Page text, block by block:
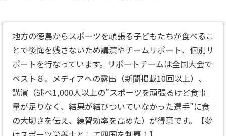
地方の徳島からスポーツを頑張る子どもたちが食べるこ
とで後悔を残さないため講演やチームサポート、個別サ
ポートを行なっています。サポートチームは全国大会で
ベスト８。メディアへの露出（新聞掲載10回以上）、
講演（述べ1,000人以上の”スポーツを頑張るけど食事
量が足りなく、結果が結びついていなかった選手”に食
の大切さを伝え、練習効率を高めた）が得意です。【夢